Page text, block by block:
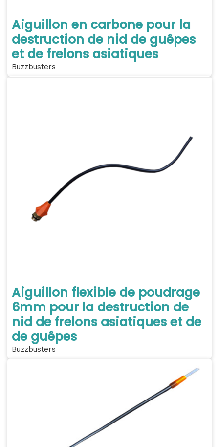
Aiguillon en carbone pour la
destruction de nid de guêpes
et de frelons asiatiques
Buzzbusters
Aiguillon flexible de poudrage
6mm pour la destruction de
nid de frelons asiatiques et de
de guêpes
Buzzbusters